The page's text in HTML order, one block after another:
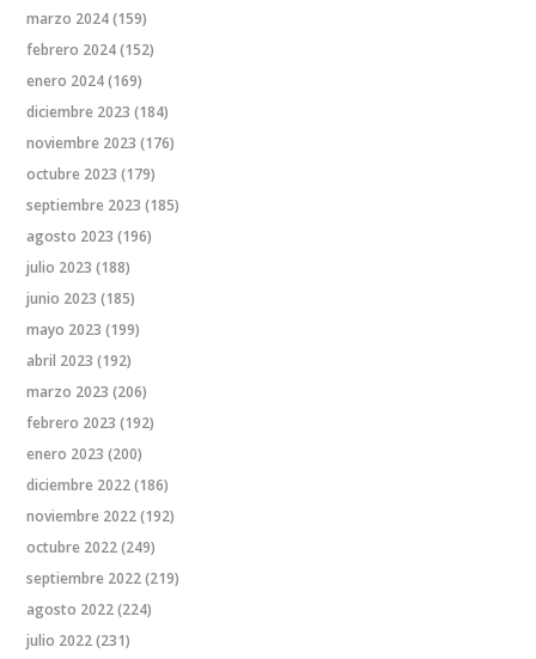
marzo 2024(159)
febrero 2024(152)
enero 2024(169)
diciembre 2023 (184)
noviembre 2023 (176)
octubre 2023 (179)
septiembre 2023 (185)
agosto 2023 (196)
julio 2023 (188)
junio 2023 (185)
mayo 2023 (199)
abril 2023 (192)
marzo 2023 (206)
febrero 2023 (192)
enero 2023 (200)
diciembre 2022(186)
noviembre 2022(192)
octubre 2022(249)
septiembre 2022(219)
agosto 2022(224)
julio 2022(231)